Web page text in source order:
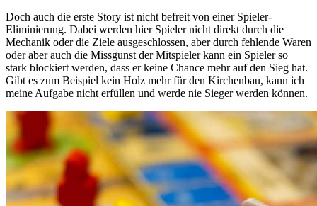
Doch auch die erste Story ist nicht befreit von einer Spieler-
Eliminierung. Dabei werden hier Spieler nicht direkt durch die
Mechanik oder die Ziele ausgeschlossen, aber durch fehlende Waren
oder aber auch die Missgunst der Mitspieler kann ein Spieler so
stark blockiert werden, dass er keine Chance mehr auf den Sieg hat.
Gibt es zum Beispiel kein Holz mehr für den Kirchenbau, kann ich
meine Aufgabe nicht erfüllen und werde nie Sieger werden können.